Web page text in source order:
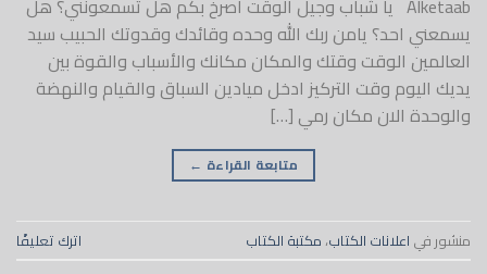
Alketaab يا شباب وجيل الوقت اصرخ بكم هل تسمعونني؟ هل
يسمعني احد؟ يامن ربك الله وحده وقائدك وقدوتك الحبيب سيد
العالمين الوقت وقتك والمكان مكانك والأسباب والقوة بين
يديك اليوم وقت التركيز ادخل ميادين السباق والقيام والنهضة
والوحدة الان مكان رمي […]
متابعة القراءة ←
منشور في اعلانات الكتاب، مكتبة الكتاب اترك تعليقًا